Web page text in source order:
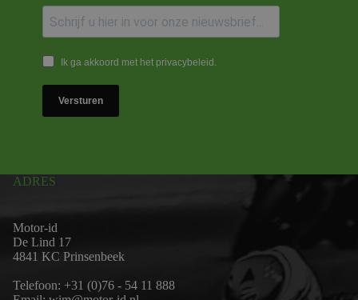
Ik ga akkoord met het privacybeleid.
Versturen
ADRES
Motor-id
De Lind 17
4841 KC Prinsenbeek
Telefoon: +31 (0)76 - 54 11 888